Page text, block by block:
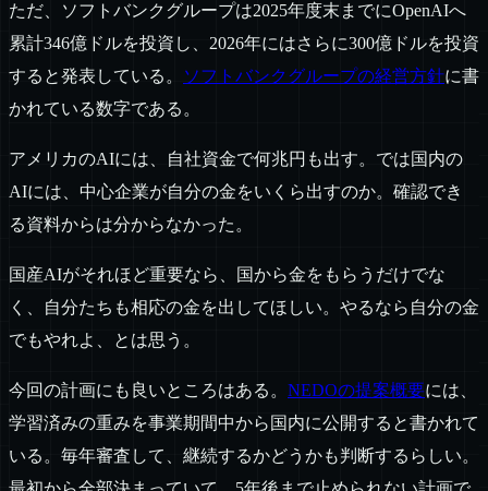
ただ、ソフトバンクグループは2025年度末までにOpenAIへ
累計346億ドルを投資し、2026年にはさらに300億ドルを投資
すると発表している。
ソフトバンクグループの経営方針に書
かれている数字である。
アメリカのAIには、自社資金で何兆円も出す。では国内の
AIには、中心企業が自分の金をいくら出すのか。確認でき
る資料からは分からなかった。
国産AIがそれほど重要なら、国から金をもらうだけでな
く、自分たちも相応の金を出してほしい。やるなら自分の金
でもやれよ、とは思う。
今回の計画にも良いところはある。 NEDOの提案概要には、
学習済みの重みを事業期間中から国内に公開すると書かれて
いる。毎年審査して、継続するかどうかも判断するらしい。